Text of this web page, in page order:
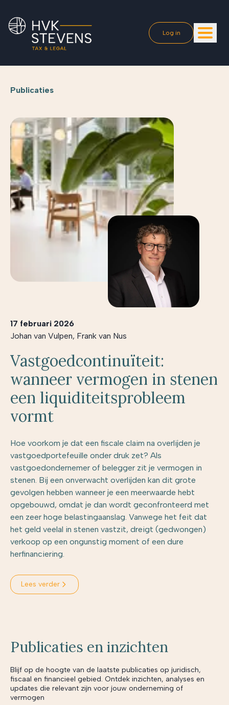
Log in
Publicaties
17 februari 2026
Johan van Vulpen, Frank van Nus
Vastgoedcontinuïteit:
wanneer vermogen in stenen
een liquiditeitsprobleem
vormt
Hoe voorkom je dat een fiscale claim na overlijden je
vastgoedportefeuille onder druk zet? Als
vastgoedondernemer of belegger zit je vermogen in
stenen. Bij een onverwacht overlijden kan dit grote
gevolgen hebben wanneer je een meerwaarde hebt
opgebouwd, omdat je dan wordt geconfronteerd met
een zeer hoge belastingaanslag. Vanwege het feit dat
het geld veelal in stenen vastzit, dreigt (gedwongen)
verkoop op een ongunstig moment of een dure
herfinanciering.
Lees verder
Publicaties en inzichten
Blijf op de hoogte van de laatste publicaties op juridisch,
fiscaal en financieel gebied. Ontdek inzichten, analyses en
updates die relevant zijn voor jouw onderneming of
vermogen